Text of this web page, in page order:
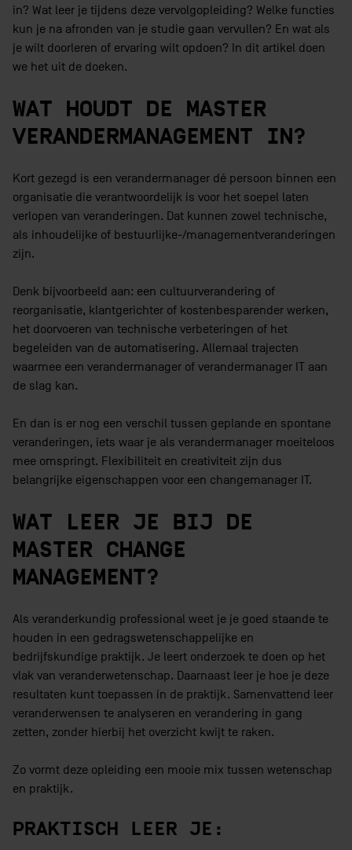
in? Wat leer je tijdens deze vervolgopleiding? Welke functies
kun je na afronden van je studie gaan vervullen? En wat als
je wilt doorleren of ervaring wilt opdoen? In dit artikel doen
we het uit de doeken.
WAT HOUDT DE MASTER
VERANDERMANAGEMENT IN?
Kort gezegd is een verandermanager dé persoon binnen een
organisatie die verantwoordelijk is voor het soepel laten
verlopen van veranderingen. Dat kunnen zowel technische,
als inhoudelijke of bestuurlijke-/managementveranderingen
zijn.
Denk bijvoorbeeld aan: een cultuurverandering of
reorganisatie, klantgerichter of kostenbesparender werken,
het doorvoeren van technische verbeteringen of het
begeleiden van de automatisering. Allemaal trajecten
waarmee een verandermanager of verandermanager IT aan
de slag kan.
En dan is er nog een verschil tussen geplande en spontane
veranderingen, iets waar je als verandermanager moeiteloos
mee omspringt. Flexibiliteit en creativiteit zijn dus
belangrijke eigenschappen voor een changemanager IT.
WAT LEER JE BIJ DE
MASTER CHANGE
MANAGEMENT?
Als veranderkundig professional weet je je goed staande te
houden in een gedragswetenschappelijke en
bedrijfskundige praktijk. Je leert onderzoek te doen op het
vlak van veranderwetenschap. Daarnaast leer je hoe je deze
resultaten kunt toepassen in de praktijk. Samenvattend leer
veranderwensen te analyseren en verandering in gang
zetten, zonder hierbij het overzicht kwijt te raken.
Zo vormt deze opleiding een mooie mix tussen wetenschap
en praktijk.
PRAKTISCH LEER JE: